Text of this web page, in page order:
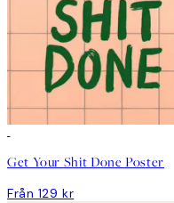
Get Your Shit Done Poster
Från 129 kr